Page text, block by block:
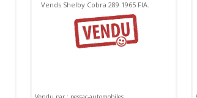
Vends Shelby Cobra 289 1965 FIA.